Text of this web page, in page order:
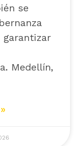
se
Medellín,